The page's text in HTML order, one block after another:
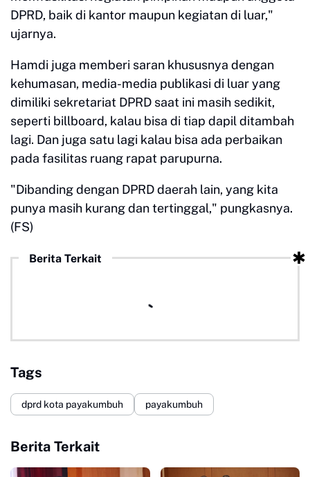
DPRD, baik di kantor maupun kegiatan di luar,"
ujarnya.
Hamdi juga memberi saran khususnya dengan
kehumasan, media-media publikasi di luar yang
dimiliki sekretariat DPRD saat ini masih sedikit,
seperti billboard, kalau bisa di tiap dapil ditambah
lagi. Dan juga satu lagi kalau bisa ada perbaikan
pada fasilitas ruang rapat parupurna.
"Dibanding dengan DPRD daerah lain, yang kita
punya masih kurang dan tertinggal," pungkasnya.
(FS)
Berita Terkait
Tags
dprd kota payakumbuh payakumbuh
Berita Terkait